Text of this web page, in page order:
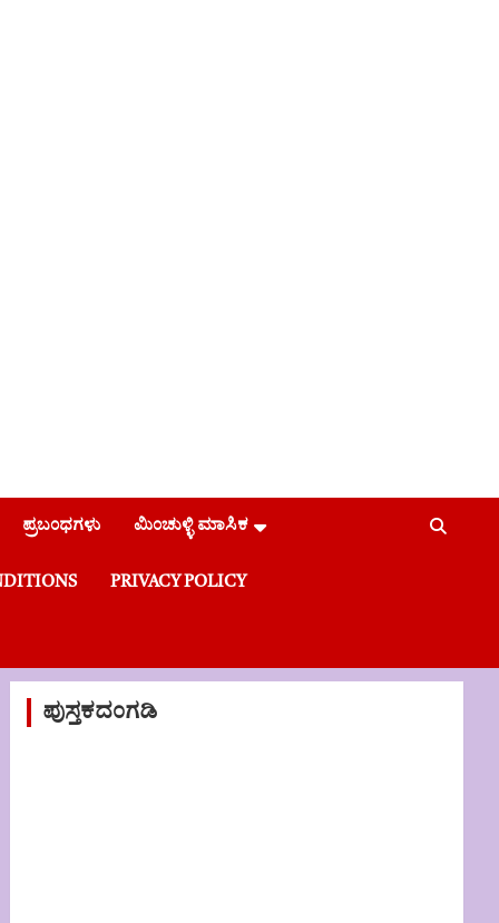
ಪ್ರಬಂಧಗಳು ಮಿಂಚುಳ್ಳಿ ಮಾಸಿಕ
PRIVACY POLICY
ಪುಸ್ತಕದಂಗಡಿ